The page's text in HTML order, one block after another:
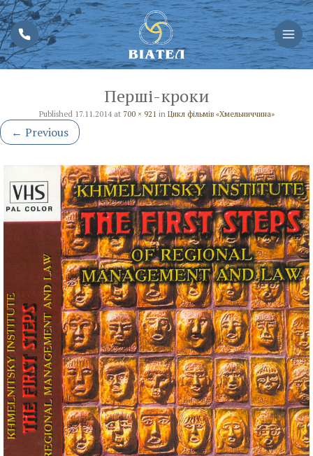
Перші-кроки
Published 17.11.2014at 700 × 921 in Цикл фільмів «Хмельниччина»
← Previous